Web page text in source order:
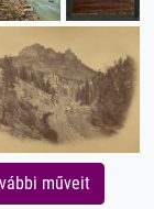
műveit